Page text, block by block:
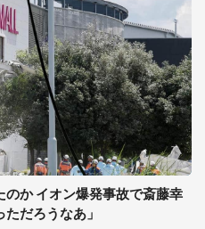
か イオン爆発事故で斎藤幸
だろうなあ」